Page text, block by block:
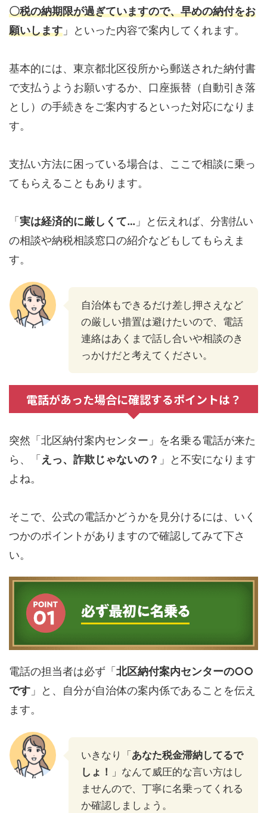
〇税の納期限が過ぎていますので、早めの納付をお
願いします 」といった内容で案内してくれます。
基本的には、東京都北区役所から郵送された納付書
で支払うようお願いするか、口座振替（自動引き落
とし）の手続きをご案内するといった対応になりま
す。
支払い方法に困っている場合は、ここで相談に乗っ
てもらえることもあります。
「 実は経済的に厳しくて… 」と伝えれば、分割払い
の相談や納税相談窓口の紹介などもしてもらえま
す。
自治体もできるだけ差し押さえなど
の厳しい措置は避けたいので、電話
連絡はあくまで話し合いや相談のき
っかけだと考えてください。
電話があった場合に確認するポイントは？
突然「北区納付案内センター」を名乗る電話が来た
ら、「 えっ、詐欺じゃないの？ 」と不安になります
よね。
そこで、公式の電話かどうかを見分けるには、いく
つかのポイントがありますので確認してみて下さ
い。
電話の担当者は必ず「 北区納付案内センターの○○
です 」と、自分が自治体の案内係であることを伝え
ます。
いきなり「あなた税金滞納してるで
しょ！
」なんて威圧的な言い方はし
ませんので、丁寧に名乗ってくれる
か確認しましょう。